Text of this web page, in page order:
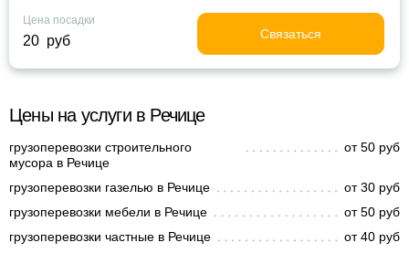
Цена посадки
20 руб Связаться
Цены на услуги в Речице
грузоперевозки строительного
мусора в Речице
от 50 руб
грузоперевозки газелью в Речице
от 30 руб
грузоперевозки мебели в Речице
от 50 руб
грузоперевозки частные в Речице
от 40 руб